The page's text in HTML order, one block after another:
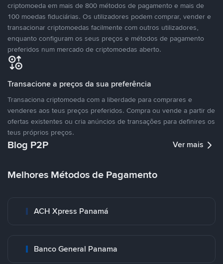
criptomoeda em mais de 800 métodos de pagamento e mais de
100 moedas fiduciárias. Os utilizadores podem comprar, vender e
transacionar criptomoedas facilmente com outros utilizadores,
enquanto configuram os seus preços e métodos de pagamento
preferidos num mercado de criptomoedas aberto.
Transacione a preços da sua preferência
Transaciona criptomoeda com a liberdade para comprares e
venderes aos teus preços preferidos. Compra ou vende a partir de
ofertas existentes ou cria anúncios de transações para definires os
teus próprios preços.
Blog P2P Ver mais
Melhores Métodos de Pagamento
ACH Xpress Panamá
Banco General Panama